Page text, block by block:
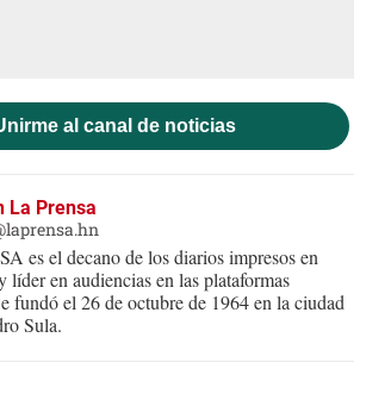
al canal de noticias
La Prensa
es el decano de los diarios impresos en
líder en audiencias en las plataformas
fundó el 26 de octubre de 1964 en la ciudad
Sula.